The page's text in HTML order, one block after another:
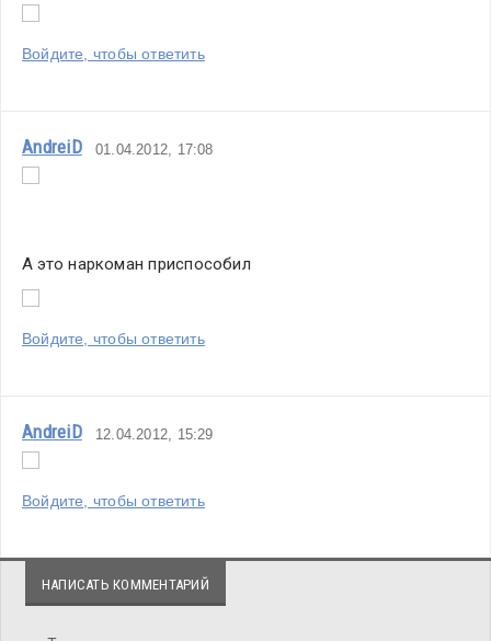
Войдите, чтобы ответить
AndreiD 01.04.2012, 17:08
А это наркоман приспособил
Войдите, чтобы ответить
AndreiD 12.04.2012, 15:29
Войдите, чтобы ответить
НАПИСАТЬ КОММЕНТАРИЙ